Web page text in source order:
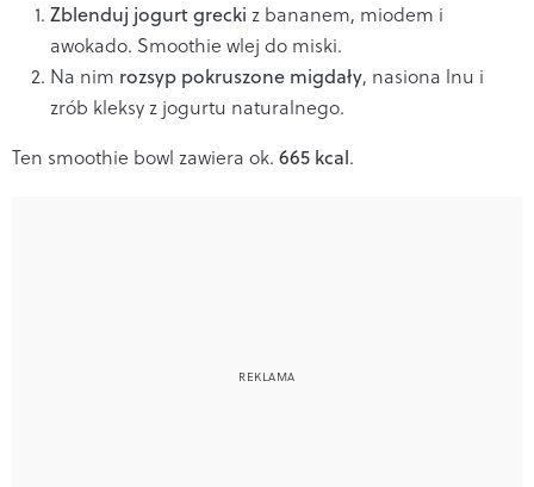
Zblenduj jogurt grecki z bananem, miodem i
awokado. Smoothie wlej do miski.
Na nim rozsyp pokruszone migdały, nasiona lnu i
zrób kleksy z jogurtu naturalnego.
Ten smoothie bowl zawiera ok. 665 kcal.